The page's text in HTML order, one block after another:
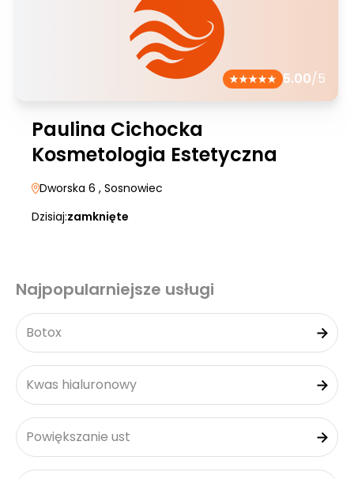
5.00/5
Paulina Cichocka
Kosmetologia Estetyczna
Dworska 6 , Sosnowiec
Dzisiaj:zamknięte
Najpopularniejsze usługi
Botox
Kwas hialuronowy
Powiększanie ust